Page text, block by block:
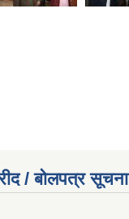
/ बोलपत्र सूचना